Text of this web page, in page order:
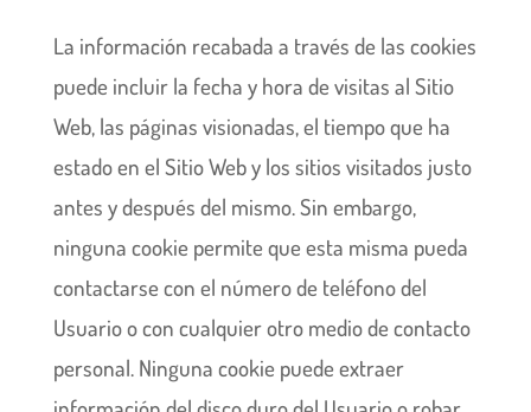
La información recabada a través de las cookies
puede incluir la fecha y hora de visitas al Sitio
Web, las páginas visionadas, el tiempo que ha
estado en el Sitio Web y los sitios visitados justo
antes y después del mismo. Sin embargo,
ninguna cookie permite que esta misma pueda
contactarse con el número de teléfono del
Usuario o con cualquier otro medio de contacto
personal. Ninguna cookie puede extraer